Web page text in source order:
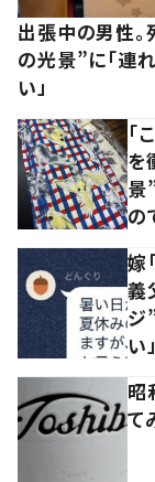
出張中の男性
の光景”に「連
い」
「
を
景
の
嫁
義
ジ
い」
昭
て